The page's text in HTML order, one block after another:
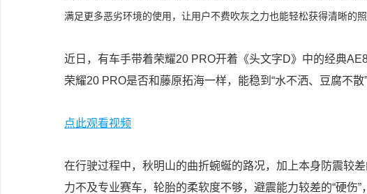
满足更多恶劣环境的使用，让用户不费吹灰之力也能轻松获得清晰的照
近日，有车手带着荣耀20 PRO开着《头文字D》中的经典
荣耀20 PRO是否和藤原拓海一样，能稳到“水不洒、豆腐不散”
点此观看视频
在行驶过程中，秋明山的曲折蜿蜒的路况，加上本身防震较
力不及专业赛车，轮胎的柔软度不够，避震能力较差的“硬伤